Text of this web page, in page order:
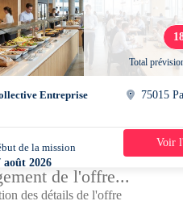
Total
Entreprise 75015
de la mission
août 2026
- 17h30
2 Voir
de l'offre...
des détails de l'offre